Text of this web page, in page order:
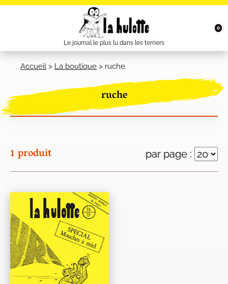
Le journal le plus lu dans les terriers
0
Accueil > La boutique > ruche
ruche
1 produit par page :